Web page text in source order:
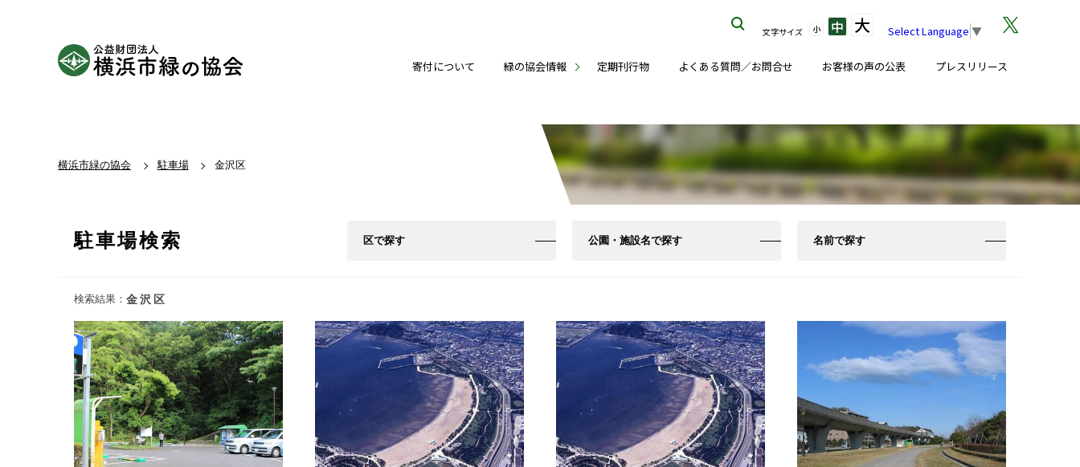
寄付について 緑の協会情報 定期刊行物 よくある質問／お問合せ お客様の声の公表 プレスリリース
文字サイズ 小 中 大 Select Language ▼
横浜市緑の協会 駐車場 金沢区
駐車場検索 区で探す 公園・施設名で探す 名前で探す
検索結果： 金沢区